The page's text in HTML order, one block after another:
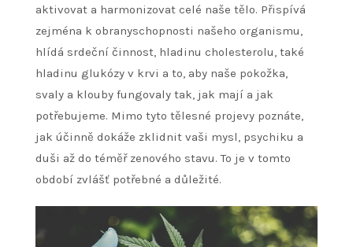
aktivovat a harmonizovat celé naše tělo. Přispívá
zejména k obranyschopnosti našeho organismu,
hlídá srdeční činnost, hladinu cholesterolu, také
hladinu glukózy v krvi a to, aby naše pokožka,
svaly a klouby fungovaly tak, jak mají a jak
potřebujeme. Mimo tyto tělesné projevy poznáte,
jak účinně dokáže zklidnit vaši mysl, psychiku a
duši až do téměř zenového stavu. To je v tomto
období zvlášť potřebné a důležité.